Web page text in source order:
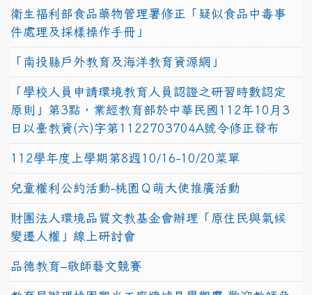
衛生福利部食品藥物管理署修正「疑似食品中毒事
件處理及採樣操作手冊」
「南投縣戶外教育及海洋教育資源網」
「學校人員申請環境教育人員認證之研習時數認定
原則」第3點，業經教育部於中華民國112年10月3
日以臺教資(六)字第1122703704A號令修正發布
112學年度上學期第8週10/16-10/20菜單
兒童權利公約活動-桃園Ｑ萌大使推廣活動
財團法人環境品質文教基金會辦理「原住民與氣候
變遷人權」線上研討會
品德教育–敬師藝文競賽